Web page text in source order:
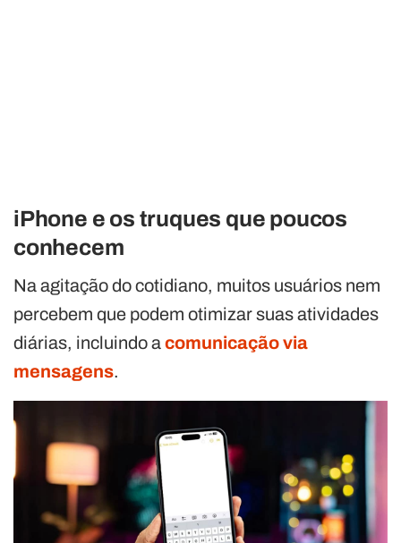
iPhone e os truques que poucos
conhecem
Na agitação do cotidiano, muitos usuários nem
percebem que podem otimizar suas atividades
diárias, incluindo acomunicação via
mensagens.